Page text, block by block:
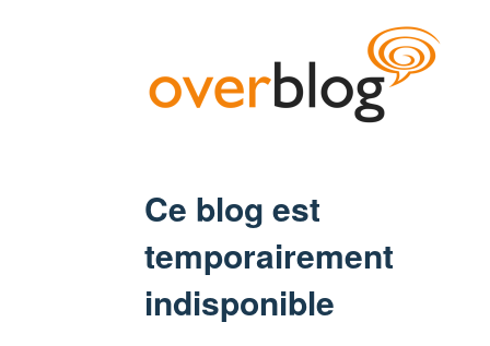
Ce blog est
temporairement
indisponible